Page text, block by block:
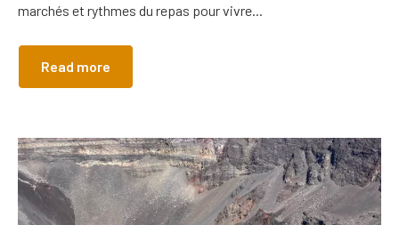
marchés et rythmes du repas pour vivre...
Read more